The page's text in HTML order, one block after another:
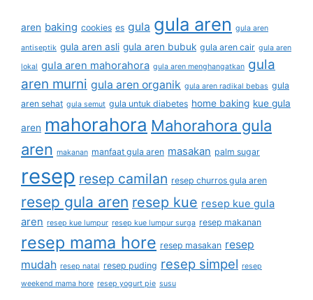
aren baking cookies es gula gula aren gula aren
antiseptik gula aren asli gula aren bubuk gula aren cair gula aren
lokal gula aren mahorahora gula aren menghangatkan gula
aren murni gula aren organik gula aren radikal bebas gula
aren sehat gula semut gula untuk diabetes home baking kue gula
aren mahorahora Mahorahora gula
aren makanan manfaat gula aren masakan palm sugar
resep resep camilan resep churros gula aren
resep gula aren resep kue resep kue gula
aren resep kue lumpur resep kue lumpur surga resep makanan
resep mama hore resep masakan resep
mudah resep natal resep puding resep simpel resep
weekend mama hore resep yogurt pie susu